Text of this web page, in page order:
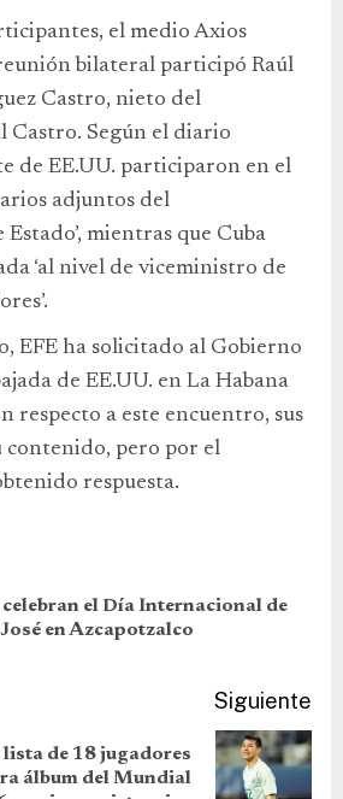
el medio Axios
bilateral participó Raúl
Castro, nieto del
Castro. Según el diario
de EE.UU. participaron en el
adjuntos del
mientras que Cuba
‘al nivel de viceministro de
EFE ha solicitado al Gobierno
de EE.UU. en La Habana
respecto a este encuentro, sus
contenido, pero por el
respuesta.
celebran el Día Internacional de
en Azcapotzalco
Siguiente
de 18 jugadores
álbum del Mundial